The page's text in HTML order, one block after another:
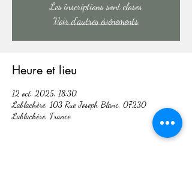
Les inscriptions sont closes
Voir d'autres événements
Heure et lieu
12 oct. 2025, 18:30
Lablachère, 103 Rue Joseph Blanc, 07230
Lablachère, France